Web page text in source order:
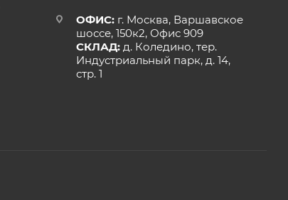
ОФИС: г. Москва, Варшавское
шоссе, 150к2, Офис 909
СКЛАД: д. Коледино, тер.
Индустриальный парк, д. 14,
стр. 1